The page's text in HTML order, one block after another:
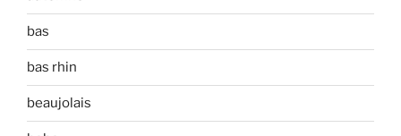
bas
bas rhin
beaujolais